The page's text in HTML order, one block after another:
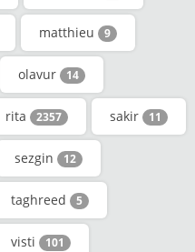
matthieu 9
olavur 14
rita 2357 sakir 11
sezgin 12
taghreed 5
visti 101